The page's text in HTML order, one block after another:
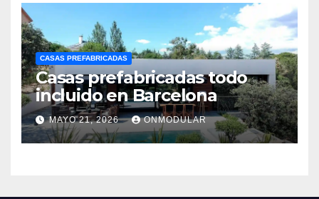
CASAS PREFABRICADAS
Casas prefabricadas todo
incluido en Barcelona
MAYO 21, 2026 ONMODULAR